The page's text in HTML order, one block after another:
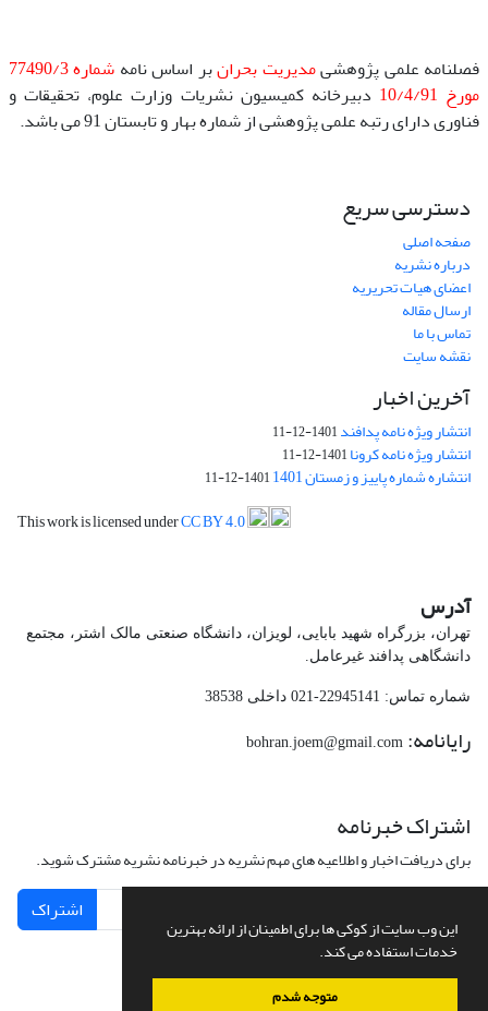
این وب سایت از کوکی ها برای اطمینان از ارائه بهترین
خدمات استفاده می کند.
متوجه شدم
فصلنامه علمی پژوهشیمدیریت بحرانبر اساس نامه
شماره 77490/3
مورخ 10/4/91
دبیرخانه کمیسیون نشریات وزارت علوم، تحقیقات و
فناوری دارای رتبه علمی پژوهشی از شماره بهار و تابستان 91 می باشد.
دسترسی سریع
صفحه اصلی
درباره نشریه
اعضای هیات تحریریه
ارسال مقاله
تماس با ما
نقشه سایت
آخرین اخبار
انتشار ویژه نامه پدافند1401-12-11
انتشار ویژه نامه کرونا1401-12-11
انتشاره شماره پاییز و زمستان 1401 1401-12-11
This work is licensed underCC BY 4.0
آدرس
تهران، بزرگراه شهید بابایی، لویزان، دانشگاه صنعتی مالک اشتر، مجتمع
دانشگاهی پدافند غیرعامل.
شماره تماس: 22945141-021 داخلی 38538
رایانامه:
اشتراک خبرنامه
برای دریافت اخبار و اطلاعیه های مهم نشریه در خبرنامه نشریه مشترک شوید.
اشتراک